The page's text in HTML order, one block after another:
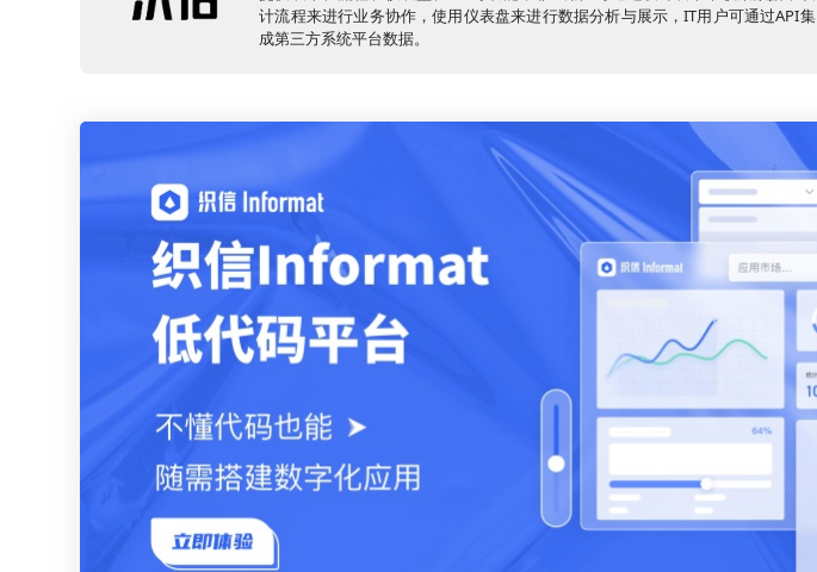
计流程来进行业务协作，使用仪表盘来进行数据分析与展示，IT用户可通过API集
成第三方系统平台数据。